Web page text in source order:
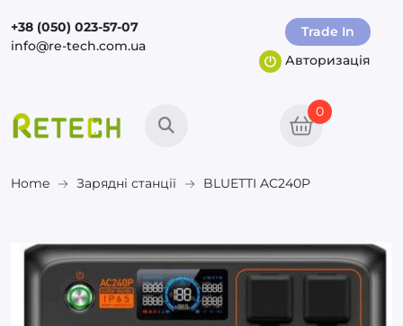
+38 (050) 023-57-07
info@re-tech.com.ua
Trade In
Авторизація
0
Home Зарядні станції BLUETTI AC240P